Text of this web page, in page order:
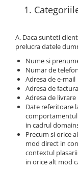
1.
A. Daca sunteti
prelucra datele
Nume si
Numar de telefon
Adresa de e-mail
Adresa de
Adresa de livrare
Date referitoare
in cadrul
Precum si orice
mod direct in
contextul
in orice alt mod